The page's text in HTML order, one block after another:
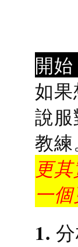
開始
如果
說
教練
更
一
1.